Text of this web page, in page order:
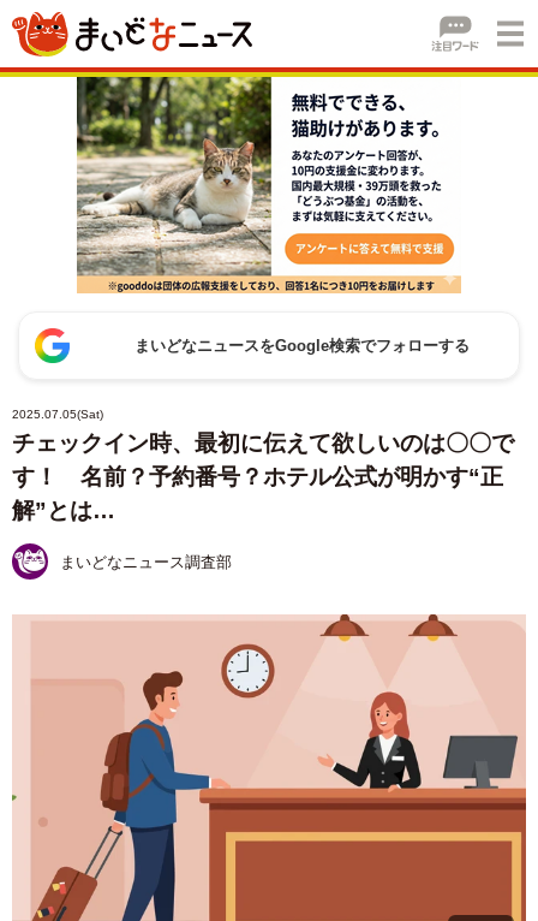
まいどなニュースをGoogle検索でフォローする
2025.07.05(Sat)
チェックイン時、最初に伝えて欲しいのは〇〇で
す！ 名前？予約番号？ホテル公式が明かす“正
解”とは…
まいどなニュース調査部